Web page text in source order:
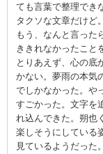
ても言葉で整理でき
タクソな文章だけど。
もう、なんと言った
ききれなかったこと
とりあえず、心の底
かない。夢雨の本気
でしかなかった。や
すごかった。文字を
れ込んできた。朔也
楽しそうにしている
見ているようだった。